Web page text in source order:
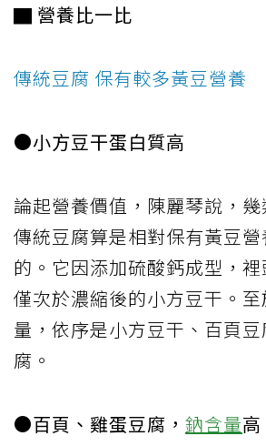
▇ 營養比一比
傳統豆腐 保有較多黃豆營養
●小方豆干蛋白質高
論起營養價值，陳麗琴說，幾
傳統豆腐算是相對保有黃豆
的。它因添加硫酸鈣成型，裡
僅次於濃縮後的小方豆干。
量，依序是小方豆干、百頁
腐。
●百頁、雞蛋豆腐， 鈉含量高